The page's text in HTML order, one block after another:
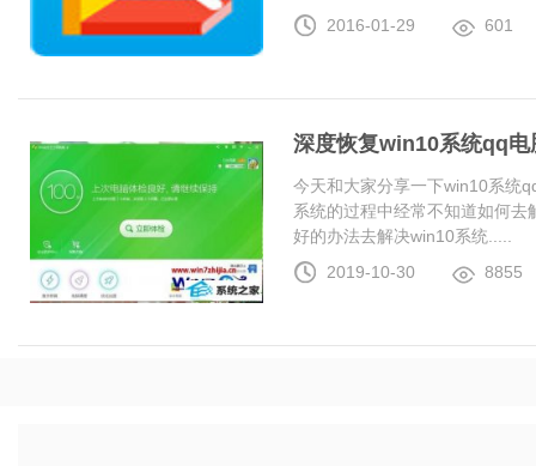
2016-01-29
601
深度恢复win10系统qq
今天和大家分享一下win10系统
系统的过程中经常不知道如何
好的办法去解决win10系统.....
2019-10-30
8855